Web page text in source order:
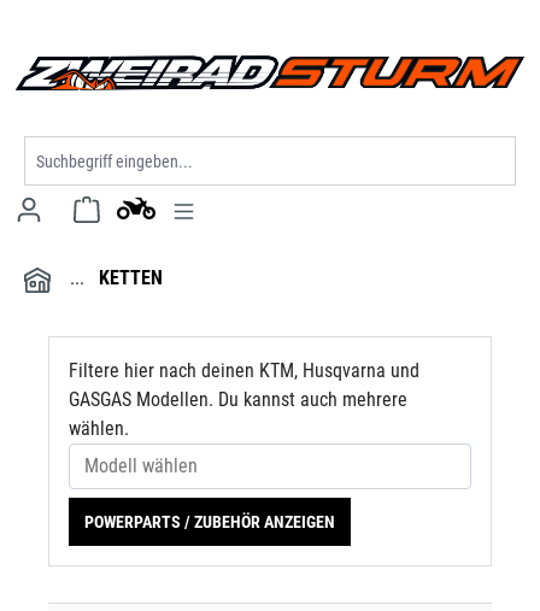
KETTEN
Filtere hier nach deinen KTM, Husqvarna und
GASGAS Modellen. Du kannst auch mehrere
wählen.
POWERPARTS / ZUBEHÖR ANZEIGEN